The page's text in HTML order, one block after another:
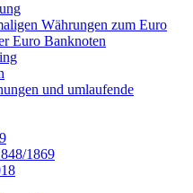
Währungen zum Euro
Euro Banknoten
und umlaufende
1869